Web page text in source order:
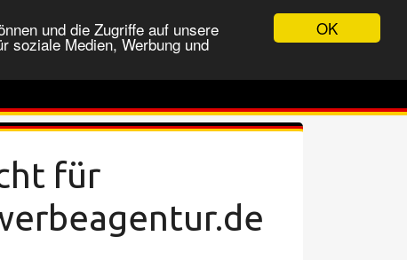
OK
und die Zugriffe auf unsere
soziale Medien, Werbung und
für